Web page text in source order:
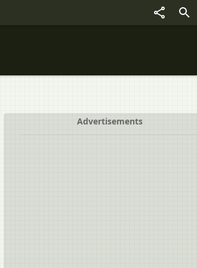
Advertisements